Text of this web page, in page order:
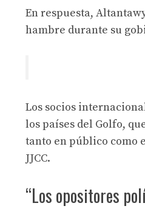
En respuesta,
hambre durante su
Los socios
los países del Golfo,
tanto en público como
JJCC.
“Los opositores